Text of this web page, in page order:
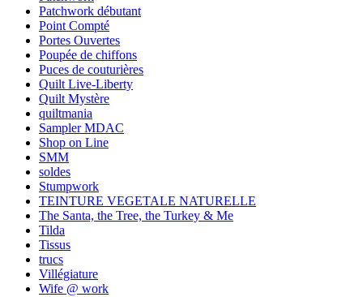
Patchwork débutant
Point Compté
Portes Ouvertes
Poupée de chiffons
Puces de couturières
Quilt Live-Liberty
Quilt Mystère
quiltmania
Sampler MDAC
Shop on Line
SMM
soldes
Stumpwork
TEINTURE VEGETALE NATURELLE
The Santa, the Tree, the Turkey & Me
Tilda
Tissus
trucs
Villégiature
Wife @ work